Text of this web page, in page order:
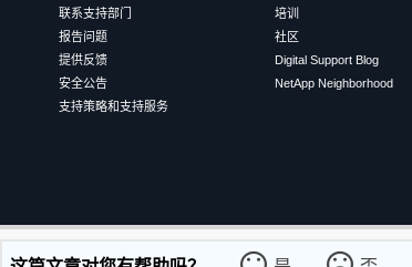
联系支持部门
报告问题
提供反馈
安全公告
支持策略和支持服务
培训
社区
Digital Support Blog
NetApp Neighborhood
©2026NetApp 中文（简体） 条款和条件 隐私政策